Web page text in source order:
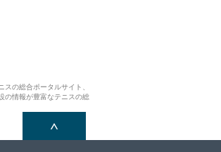
の総合ポータルサイト、
の情報が豊富なテニスの総